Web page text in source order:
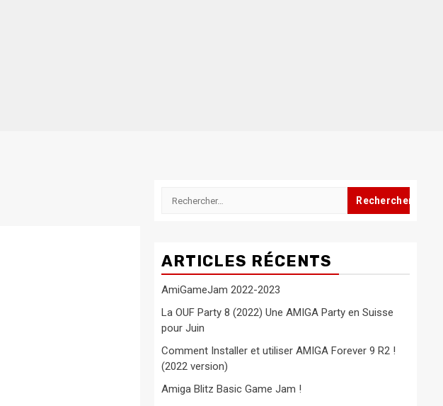
Rechercher :
ARTICLES RÉCENTS
AmiGameJam 2022-2023
La OUF Party 8 (2022) Une AMIGA Party en Suisse
pour Juin
Comment Installer et utiliser AMIGA Forever 9 R2 !
(2022 version)
Amiga Blitz Basic Game Jam !